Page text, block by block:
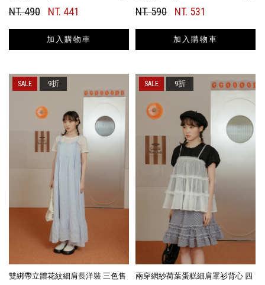
NT. 490 NT. 441
加入購物車
NT. 590 NT. 531
加入購物車
雙綁帶立體花紋細肩長洋裝 三色售
9折
兩穿網紗荷葉蛋糕細肩罩衫背心 四
9折